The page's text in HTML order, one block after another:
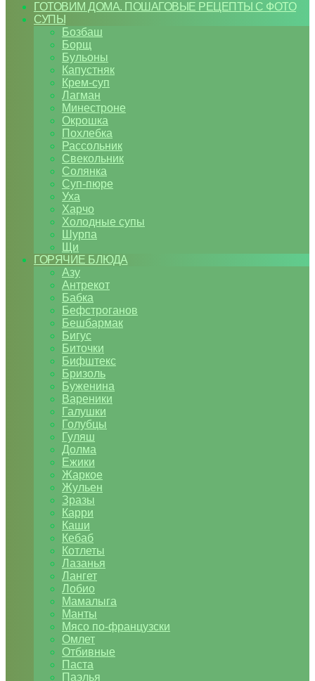
ГОТОВИМ ДОМА. ПОШАГОВЫЕ РЕЦЕПТЫ С ФОТО
СУПЫ
Бозбаш
Борщ
Бульоны
Капустняк
Крем-суп
Лагман
Минестроне
Окрошка
Похлебка
Рассольник
Свекольник
Солянка
Суп-пюре
Уха
Харчо
Холодные супы
Шурпа
Щи
ГОРЯЧИЕ БЛЮДА
Азу
Антрекот
Бабка
Бефстроганов
Бешбармак
Бигус
Биточки
Бифштекс
Бризоль
Буженина
Вареники
Галушки
Голубцы
Гуляш
Долма
Ежики
Жаркое
Жульен
Зразы
Карри
Каши
Кебаб
Котлеты
Лазанья
Лангет
Лобио
Мамалыга
Манты
Мясо по-французски
Омлет
Отбивные
Паста
Паэлья